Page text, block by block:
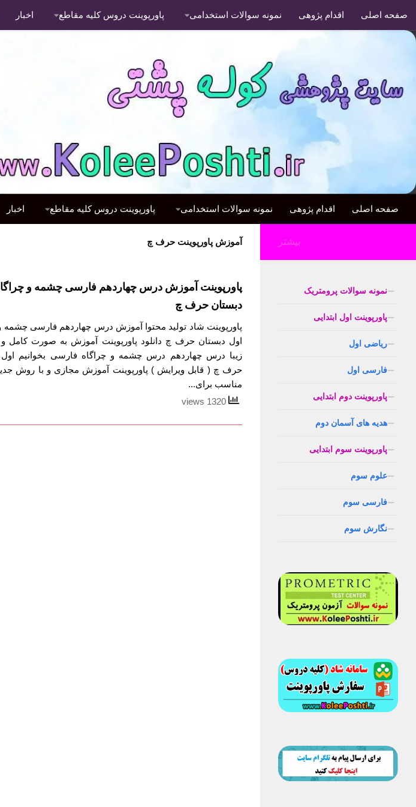
صفحه اصلی اقدام پژوهی نمونه سوالات استخدامی پاورپوینت دروس کلیه مقاطع اخبار
صفحه اصلی اقدام پژوهی نمونه سوالات استخدامی پاورپوینت دروس کلیه مقاطع اخبار
آموزش پاورپوینت حرف چ
پاورپوینت آموزش درس چهاردهم فارسی چشمه و
دبستان حرف چ
پاورپوینت شاد تولید محتوا آموزش درس چهاردهم فارسی چشمه
اول دبستان حرف چ دانلود پاورپوینت آموزش به صورت کامل
زیبا درس چهاردهم درس چشمه و چراگاه فارسی بخوانیم اول
حرف چ ( قابل ویرایش ) پاورپوینت آموزش مجازی و با روش
مناسب برای...
بیشتر
نمونه سوالات پرومتریک
پاورپوینت اول ابتدایی
ریاضی اول
فارسی اول
پاورپوینت دوم ابتدایی
هدیه های آسمان دوم
پاورپوینت سوم ابتدایی
علوم سوم
فارسی سوم
نگارش سوم